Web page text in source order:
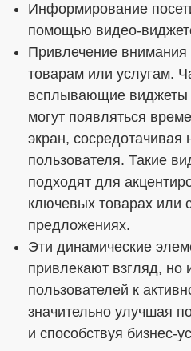
Информирование
помощью видео-
Привлечение
товарам или услугам.
всплывающие виджеты
могут появляться
экран,
пользователя. Такие
подходят для
ключевых товарах или
предложениях.
Эти динамические
привлекают взгляд, но
пользователей к
значительно улучшая
и способствуя бизнес-